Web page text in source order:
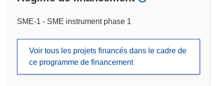
SME-1 - SME instrument phase 1
Voir tous les projets financés dans le cadre de
ce programme de financement